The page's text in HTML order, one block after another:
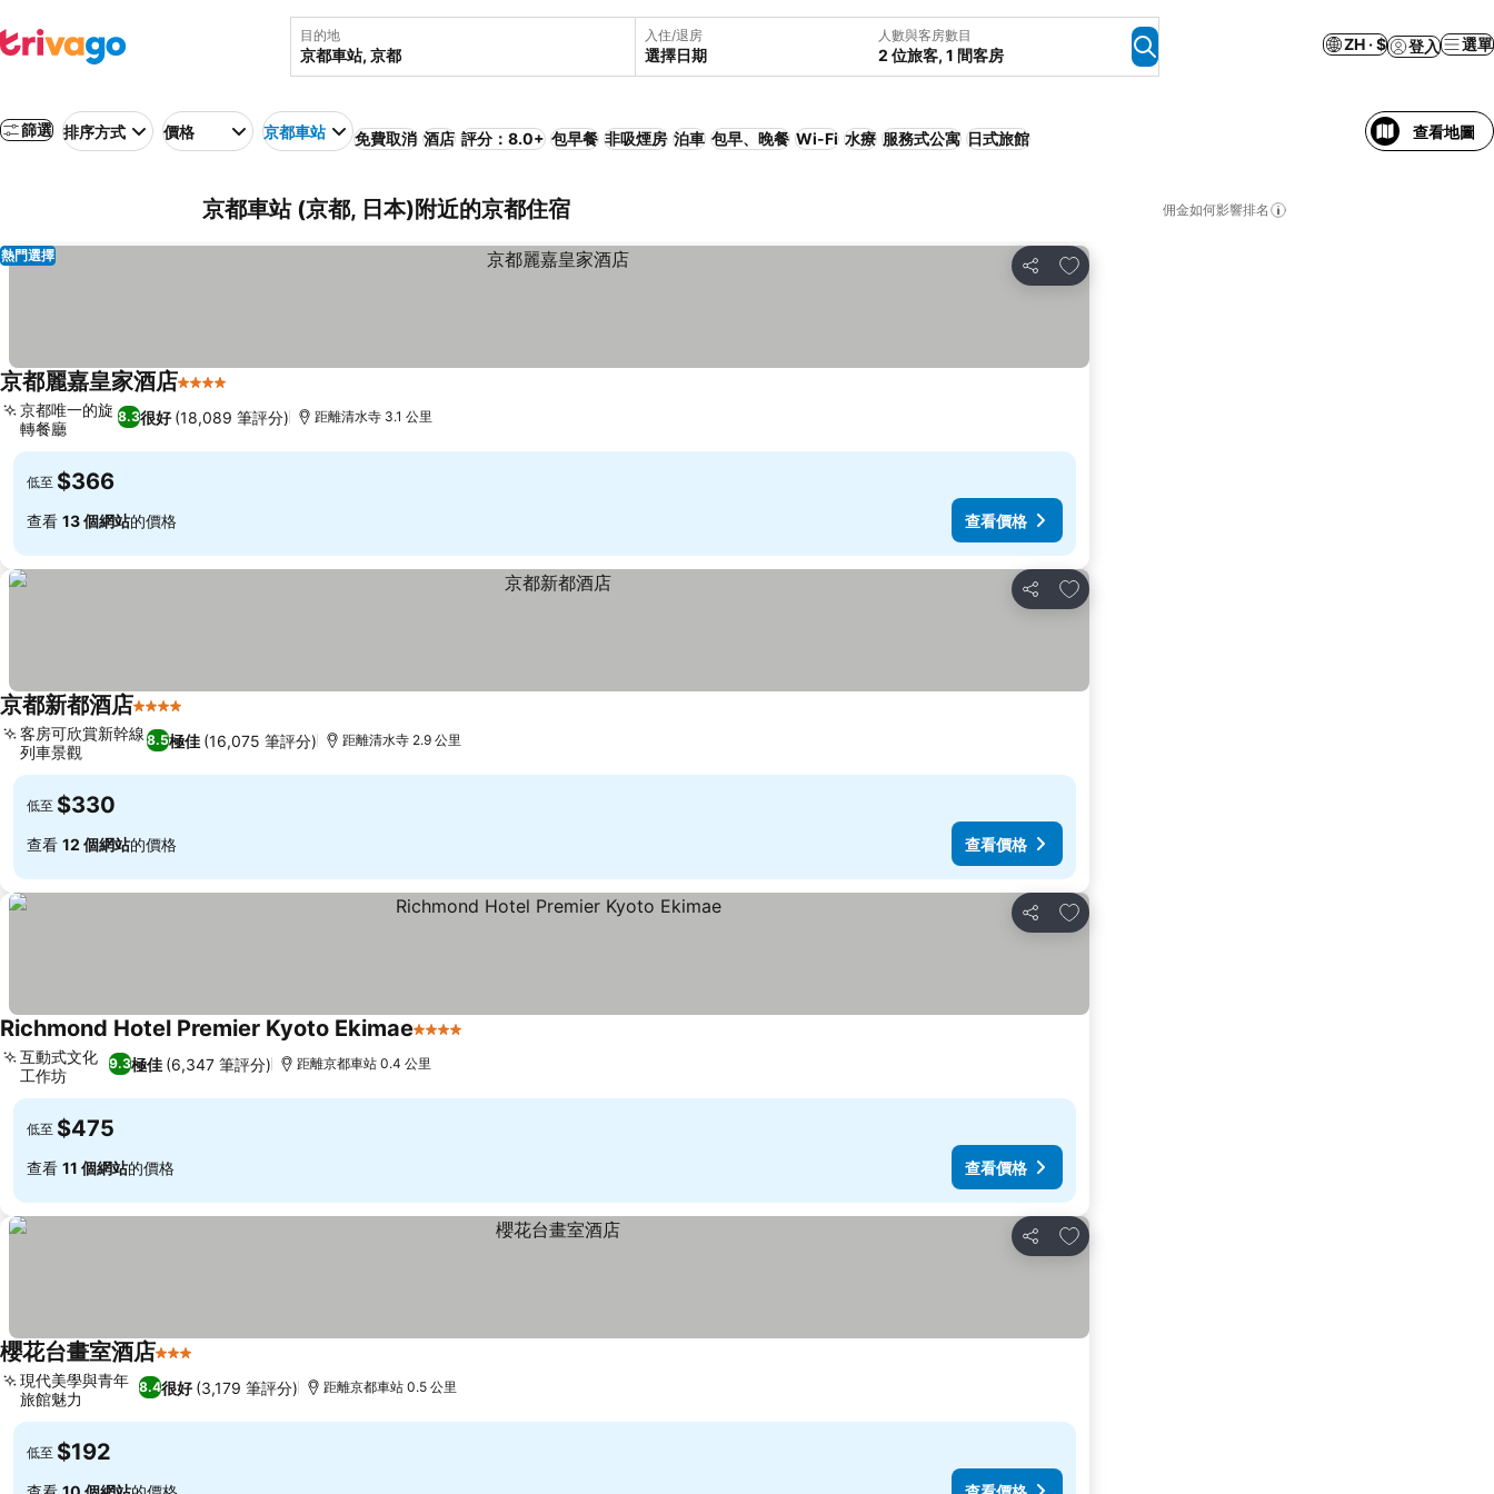
目的地 入住/退房
選擇日期
人數與客房數目
2 位旅客, 1 間客房
ZH · $ 登入 選單
篩選 排序方式 價格 京都車站 免費取消 酒店 評分：8.0+ 包早餐 非吸煙房 泊車 包早、晚餐 Wi-Fi 水療 服務式公寓 日式旅館 查看地圖
京都車站 (京都, 日本)附近的京都住宿 佣金如何影響排名
分享
放到收藏夾
熱門選擇
京都麗嘉皇家酒店4 星級
8.3很好 (18,089 筆評分)
京都唯一的旋
轉餐廳
距離清水寺 3.1 公里
低至 $366
查看 13 個網站的價格 查看價格
分享
放到收藏夾
京都新都酒店4 星級
8.5極佳 (16,075 筆評分)
客房可欣賞新幹線
列車景觀
距離清水寺 2.9 公里
低至 $330
查看 12 個網站的價格 查看價格
分享
放到收藏夾
Richmond Hotel Premier Kyoto Ekimae4 星級
9.3極佳 (6,347 筆評分)
互動式文化
工作坊
距離京都車站 0.4 公里
低至 $475
查看 11 個網站的價格 查看價格
分享
放到收藏夾
櫻花台畫室酒店3 星級
8.4很好 (3,179 筆評分)
現代美學與青年
旅館魅力
距離京都車站 0.5 公里
低至 $192